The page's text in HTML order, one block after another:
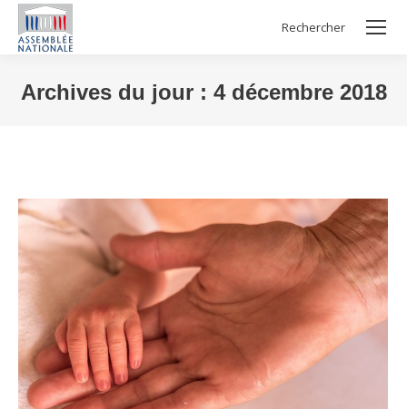
Search:
Rechercher
Archives du jour : 4 décembre 2018